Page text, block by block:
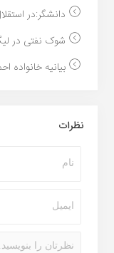
دانشگر:در
شوک نفتی در
بیانیه
نظرات